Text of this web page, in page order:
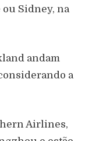
Sidney, na
andam
a
Airlines,